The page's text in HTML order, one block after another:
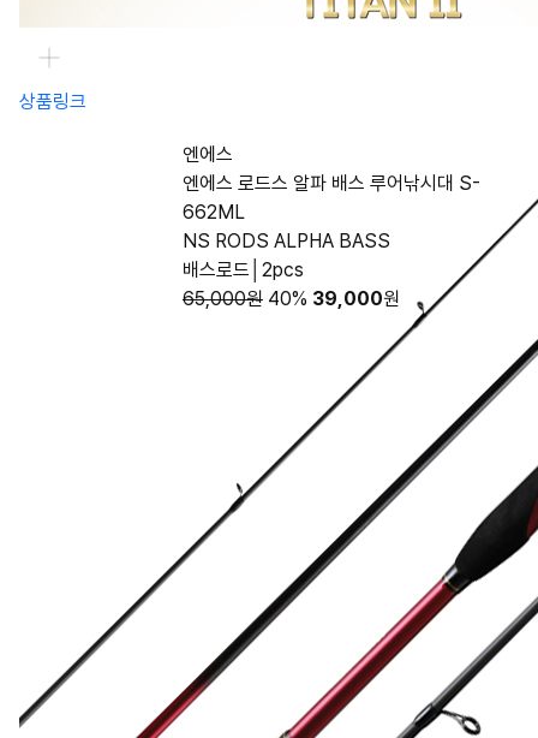
상품링크
엔에스
엔에스 로드스 알파 배스 루어낚시대 S-
662ML
NS RODS ALPHA BASS
배스로드│2pcs
65,000원 40% 39,000원